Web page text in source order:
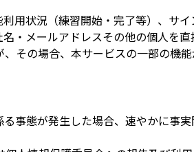
用状況（練習開始・完了等）、サ
・メールアドレスその他の個人を直
その場合、本サービスの一部の機能
事態が発生した場合、速やかに事